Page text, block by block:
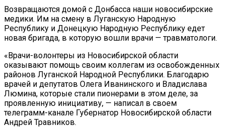
Возвращаются домой с Донбасса наши новосибирские
медики. Им на смену в Луганскую Народную
Республику и Донецкую Народную Республику едет
новая бригада, в которую вошли врачи — травматологи.
«Врачи-волонтеры из Новосибирской области
оказывают помощь своим коллегам из освобожденных
районов Луганской Народной Республики. Благодарю
врачей и депутатов Олега Иванинского и Владислава
Люмина, которые стали пионерами в этом деле, за
проявленную инициативу, — написал в своем
телеграмм-канале Губернатор Новосибирской области
Андрей Травников.